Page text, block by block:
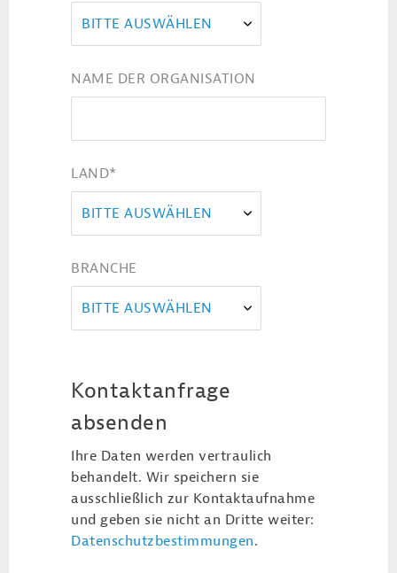
BITTE AUSWÄHLEN
NAME DER ORGANISATION
LAND*
BITTE AUSWÄHLEN
BRANCHE
BITTE AUSWÄHLEN
Kontaktanfrage
absenden
Ihre Daten werden vertraulich
behandelt. Wir speichern sie
ausschließlich zur Kontaktaufnahme
und geben sie nicht an Dritte weiter:
Datenschutzbestimmungen.